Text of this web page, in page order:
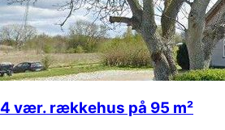
4 vær. rækkehus på 95 m²